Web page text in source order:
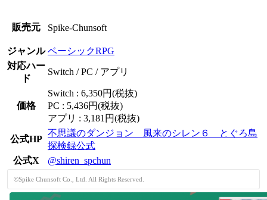
販売元 Spike-Chunsoft
ジャンル ベーシックRPG
対応ハー
ド
Switch / PC / アプリ
価格
Switch : 6,350円(税抜)
PC : 5,436円(税抜)
アプリ : 3,181円(税抜)
公式HP
不思議のダンジョン 風来のシレン６ とぐろ島
探検録公式
公式X
@shiren_spchun
©Spike Chunsoft Co., Ltd. All Rights Reserved.